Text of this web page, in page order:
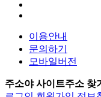
이용안내
문의하기
모바일버전
주소야 사이트주소 찾